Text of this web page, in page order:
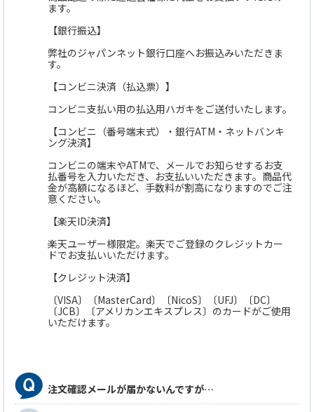
ます。
【銀行振込】
弊社のジャパンネット銀行口座へお振込みいただきま
す。
【コンビニ決済（払込票）】
コンビニ支払い用の払込用ハガキをご送付いたします。
【コンビニ（番号端末式）・銀行ATM・ネットバンキ
ング決済】
コンビニの端末やATMで、メールでお知らせするお支
払番号を入力いただき、お支払いいただきます。商品代
金が高額になるほど、手数料が割高になりますのでご注
意ください。
【楽天ID決済】
楽天ユーザー様限定。楽天でご登録のクレジットカー
ドでお支払いいただけます。
【クレジット決済】
〔VISA〕〔MasterCard〕〔NicoS〕〔UFJ〕〔DC〕
〔JCB〕〔アメリカンエキスプレス〕のカードがご使用
いただけます。
注文確認メールが届かないんですが…